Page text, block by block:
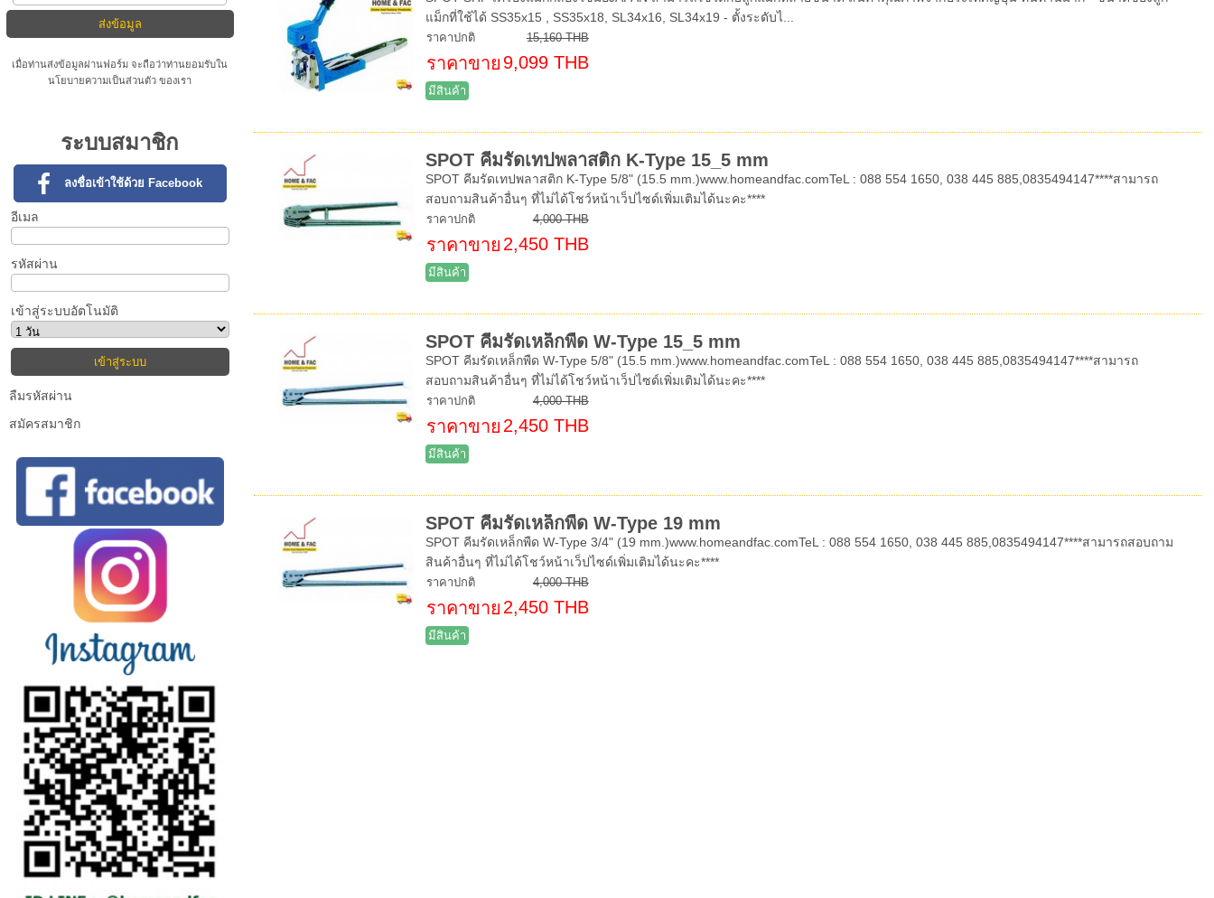
เมื่อท่านส่งข้อมูลผ่านฟอร์ม จะถือว่าท่านยอมรับใน
นโยบายความเป็นส่วนตัวของเรา
ระบบสมาชิก
ลงชื่อเข้าใช้ด้วย Facebook
อีเมล
รหัสผ่าน
เข้าสู่ระบบอัตโนมัติ
ลืมรหัสผ่าน
สมัครสมาชิก
แม็กที่ใช้ได้ SS35x15 , SS35x18, SL34x16, SL34x19 - ตั้งระดับไ...
ราคาปกติ 15,160 THB
ราคาขาย 9,099 THB
มีสินค้า
SPOT คีมรัดเทปพลาสติก K-Type 15_5 mm
SPOT คีมรัดเทปพลาสติก K-Type 5/8" (15.5 mm.)www.homeandfac.comTeL : 088 554 1650, 038 445 885,0835494147****สามารถ
สอบถามสินค้าอื่นๆ ที่ไม่ได้โชว์หน้าเว็ปไซด์เพิ่มเติมได้นะคะ****
ราคาปกติ 4,000 THB
ราคาขาย 2,450 THB
มีสินค้า
SPOT คีมรัดเหล็กพืด W-Type 15_5 mm
SPOT คีมรัดเหล็กพืด W-Type 5/8" (15.5 mm.)www.homeandfac.comTeL : 088 554 1650, 038 445 885,0835494147****สามารถ
สอบถามสินค้าอื่นๆ ที่ไม่ได้โชว์หน้าเว็ปไซด์เพิ่มเติมได้นะคะ****
ราคาปกติ 4,000 THB
ราคาขาย 2,450 THB
มีสินค้า
SPOT คีมรัดเหล็กพืด W-Type 19 mm
SPOT คีมรัดเหล็กพืด W-Type 3/4" (19 mm.)www.homeandfac.comTeL : 088 554 1650, 038 445 885,0835494147****สามารถสอบถาม
สินค้าอื่นๆ ที่ไม่ได้โชว์หน้าเว็ปไซด์เพิ่มเติมได้นะคะ****
ราคาปกติ 4,000 THB
ราคาขาย 2,450 THB
มีสินค้า